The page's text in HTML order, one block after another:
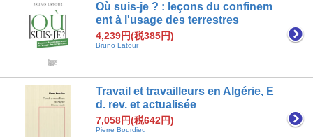
Où suis-je ? : leçons du confinem
ent à l'usage des terrestres
4,239円(税385円)
Bruno Latour
Travail et travailleurs en Algérie, E
d. rev. et actualisée
7,058円(税642円)
Pierre Bourdieu